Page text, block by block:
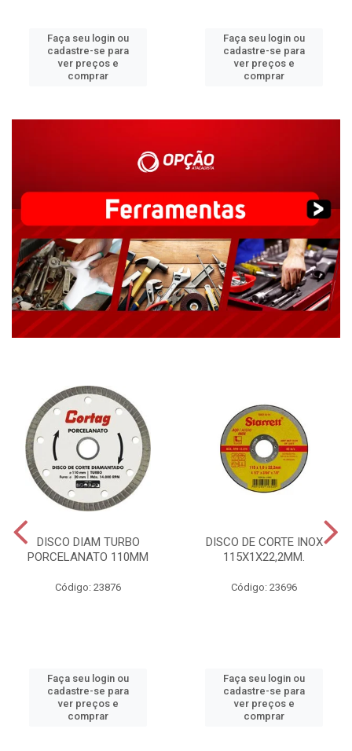
Faça seu login ou
cadastre-se para
ver preços e
comprar
Faça seu login ou
cadastre-se para
ver preços e
comprar
DISCO DIAM TURBO
PORCELANATO 110MM
Código: 23876
Faça seu login ou
cadastre-se para
ver preços e
comprar
DISCO DE CORTE INOX
115X1X22,2MM.
Código: 23696
Faça seu login ou
cadastre-se para
ver preços e
comprar